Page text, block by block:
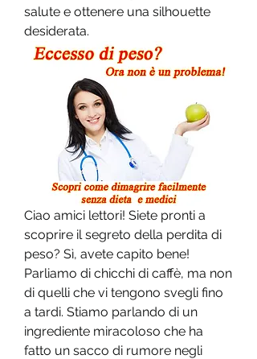
salute e ottenere una silhouette
desiderata.
Ciao amici lettori! Siete pronti a
scoprire il segreto della perdita di
peso? Sì, avete capito bene!
Parliamo di chicchi di caffè, ma non
di quelli che vi tengono svegli fino
a tardi. Stiamo parlando di un
ingrediente miracoloso che ha
fatto un sacco di rumore negli